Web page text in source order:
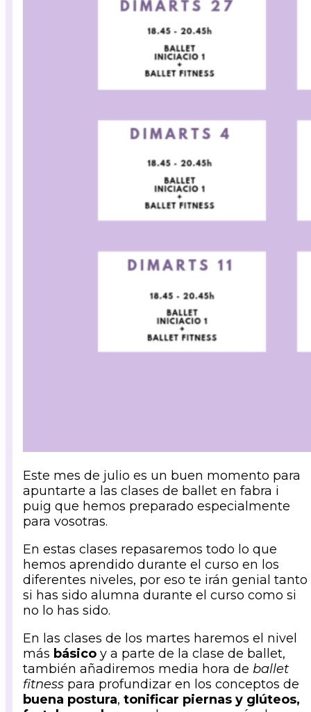
Este mes de julio es un buen momento para
apuntarte a las clases de ballet en fabra i
puig que hemos preparado especialmente
para vosotras.
En estas clases repasaremos todo lo que
hemos aprendido durante el curso en los
diferentes niveles, por eso te irán genial tanto
si has sido alumna durante el curso como si
no lo has sido.
En las clases de los martes haremos el nivel
más básico y a parte de la clase de ballet,
también añadiremos media hora de ballet
fitness para profundizar en los conceptos de
buena postura, tonificar piernas y glúteos,